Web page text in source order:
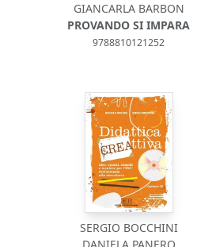
GIANCARLA BARBON
PROVANDO SI IMPARA
9788810121252
SERGIO BOCCHINI